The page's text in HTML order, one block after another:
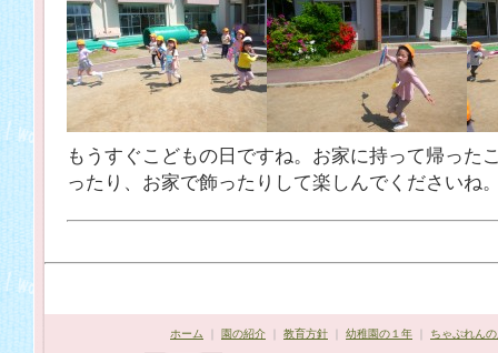
もうすぐこどもの日ですね。お家に持って帰った
ったり、お家で飾ったりして楽しんでくださいね
ホーム 園の紹介 教育方針 幼稚園の１年 ちゃぷれん